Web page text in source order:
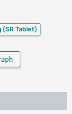
(SR Tablet)